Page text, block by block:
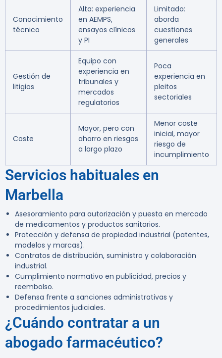
Conocimiento
técnico
Alta: experiencia
en AEMPS,
ensayos clínicos
y PI
Limitado:
aborda
cuestiones
generales
Gestión de
litigios
Equipo con
experiencia en
tribunales y
mercados
regulatorios
Poca
experiencia en
pleitos
sectoriales
Coste
Mayor, pero con
ahorro en riesgos
a largo plazo
Menor coste
inicial, mayor
riesgo de
incumplimiento
Servicios habituales en
Marbella
Asesoramiento para autorización y puesta en mercado
de medicamentos y productos sanitarios.
Protección y defensa de propiedad industrial (patentes,
modelos y marcas).
Contratos de distribución, suministro y colaboración
industrial.
Cumplimiento normativo en publicidad, precios y
reembolso.
Defensa frente a sanciones administrativas y
procedimientos judiciales.
¿Cuándo contratar a un
abogado farmacéutico?